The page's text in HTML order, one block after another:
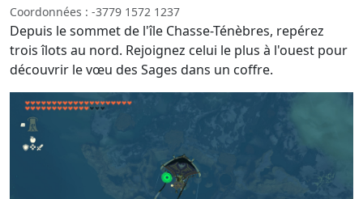
Coordonnées : -3779 1572 1237
Depuis le sommet de l'île Chasse-Ténèbres, repérez
trois îlots au nord. Rejoignez celui le plus à l'ouest pour
découvrir le vœu des Sages dans un coffre.